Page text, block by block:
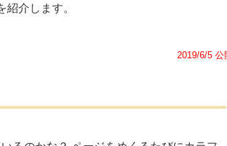
介します。
2019/6/5 公